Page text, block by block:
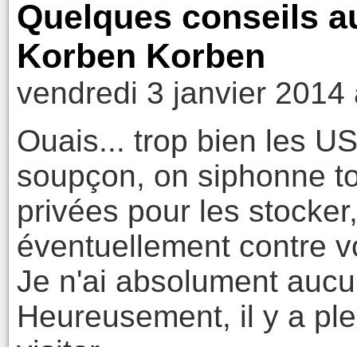
Quelques conseils
Korben Korben
vendredi 3 janvier 2014
Ouais... trop bien les
soupçon, on siphonne
privées pour les
éventuellement contre
Je n'ai absolument
Heureusement, il y a